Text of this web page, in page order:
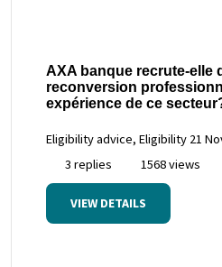
AXA banque recrute-elle
reconversion
expérience de ce
Eligibility advice, Eligibility 21
3 replies
1568 views
VIEW DETAILS